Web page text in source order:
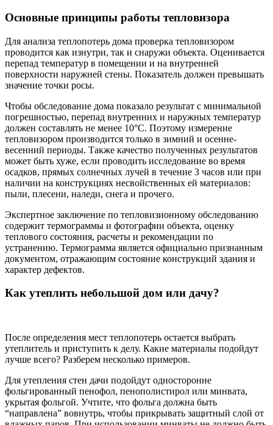
Основные принципы работы тепловизора
Для анализа теплопотерь дома проверка тепловизором
проводится как изнутри, так и снаружи объекта. Оценивается
перепад температур в помещении и на внутренней
поверхности наружней стены. Показатель должен превышать
значение точки росы.
Чтобы обследование дома показало результат с минимальной
погрешностью, перепад внутренних и наружных температур
должен составлять не менее 10°С. Поэтому измерение
тепловизором производится только в зимний и осенне-
весенний периоды. Также качество полученных результатов
может быть хуже, если проводить исследование во время
осадков, прямых солнечных лучей в течение 3 часов или при
наличии на конструкциях несвойственных ей материалов:
пыли, плесени, наледи, снега и прочего.
Экспертное заключение по тепловизионному обследованию
содержит термограммы и фотографии объекта, оценку
теплового состояния, расчеты и рекомендации по
устранению. Термограмма является официально признанным
документом, отражающим состояние конструкций здания и
характер дефектов.
Как утеплить небольшой дом или дачу?
После определения мест теплопотерь остается выбрать
утеплитель и приступить к делу. Какие материалы подойдут
лучше всего? Разберем несколько примеров.
Для утепления стен дачи подойдут односторонне
фольгированный пенофол, пенополистирол или минвата,
укрытая фольгой. Учтите, что фольга должна быть
“направлена” вовнутрь, чтобы прикрывать защитный слой от